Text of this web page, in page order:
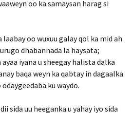
oo ka samaysan harag si
laabay oo wuxuu galay qol ka mid ah
dhabannada la haysata;
iyana u sheegay halista dalka
baqa weyn ka qabtay in dagaalka
ku waydo.
sida uu heeganka u yahay iyo sida